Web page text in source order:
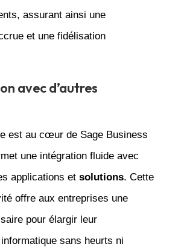
assurant ainsi une
et une fidélisation
avec d’autres
est au cœur de Sage Business
une intégration fluide avec
applications et solutions. Cette
offre aux entreprises une
pour élargir leur
sans heurts ni